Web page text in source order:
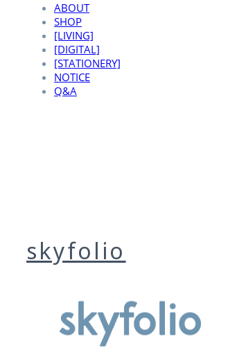
ABOUT
SHOP
[LIVING]
[DIGITAL]
[STATIONERY]
NOTICE
Q&A
skyfolio